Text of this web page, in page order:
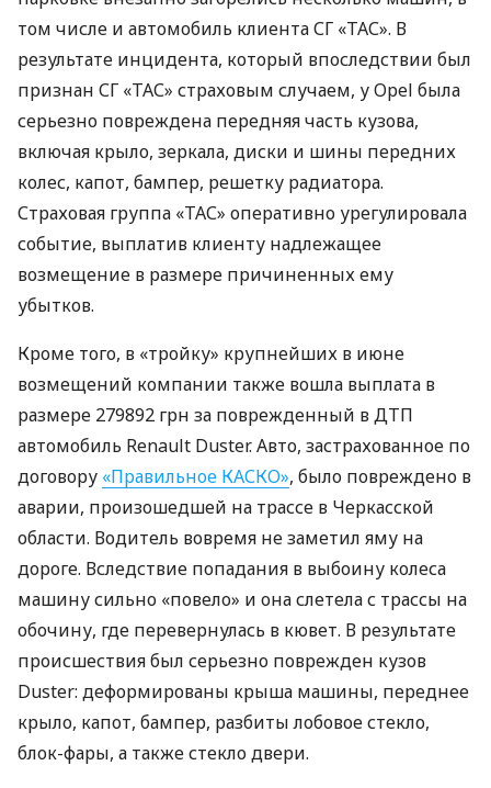
том числе и автомобиль клиента СГ «ТАС». В
результате инцидента, который впоследствии был
признан СГ «ТАС» страховым случаем, у Opel была
серьезно повреждена передняя часть кузова,
включая крыло, зеркала, диски и шины передних
колес, капот, бампер, решетку радиатора.
Страховая группа «ТАС» оперативно урегулировала
событие, выплатив клиенту надлежащее
возмещение в размере причиненных ему
убытков.
Кроме того, в «тройку» крупнейших в июне
возмещений компании также вошла выплата в
размере 279892 грн за поврежденный вДТП
автомобиль Renault Duster. Авто, застрахованное по
договору «Правильное КАСКО», было повреждено в
аварии, произошедшей на трассе в Черкасской
области. Водитель вовремя не заметил яму на
дороге. Вследствие попадания в выбоину колеса
машину сильно «повело» и она слетела с трассы на
обочину, где перевернулась в кювет. В результате
происшествия был серьезно поврежден кузов
Duster: деформированы крыша машины, переднее
крыло, капот, бампер, разбиты лобовое стекло,
блок-фары, а также стекло двери.